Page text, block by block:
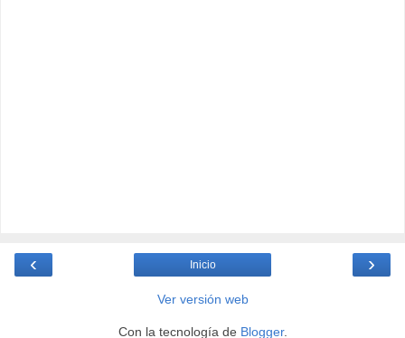
‹ ›
Inicio
Ver versión web
Con la tecnología de Blogger.